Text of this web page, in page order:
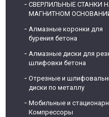
СВЕРЛИЛЬНЫЕ СТАНКИ
МАГНИТНОМ
Алмазные коронки для
бурения бетона
Алмазные диски для
шлифовки бетона
Отрезные и
диски по металлу
Мобильные и
Компрессоры